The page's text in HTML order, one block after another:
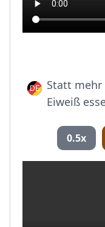
Statt
Eiweiß
0.5x